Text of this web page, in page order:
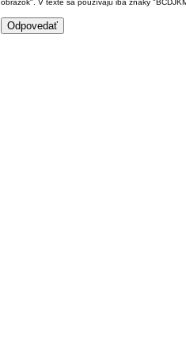
obrázok". V texte sa používajú iba znaky